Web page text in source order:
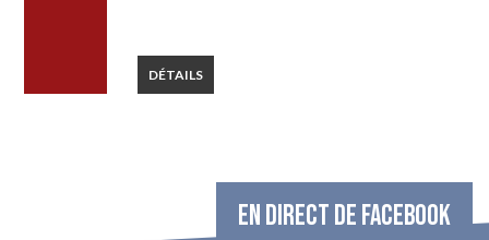
DÉTAILS
EN DIRECT DE FACEBOOK